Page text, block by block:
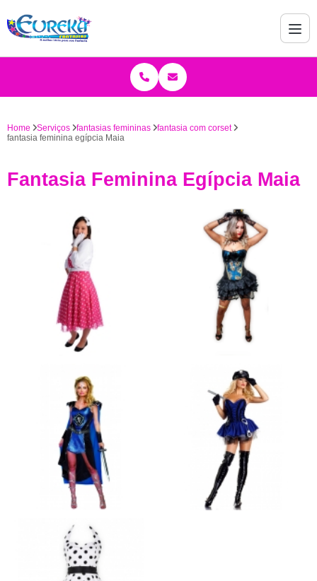
Home Serviços fantasias femininas
fantasia com corset
fantasia feminina egípcia Maia
Fantasia Feminina Egípcia Maia